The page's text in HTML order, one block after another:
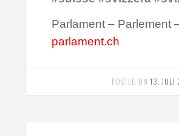
Parlament – Parlement
parlament.ch
POSTED ON13.